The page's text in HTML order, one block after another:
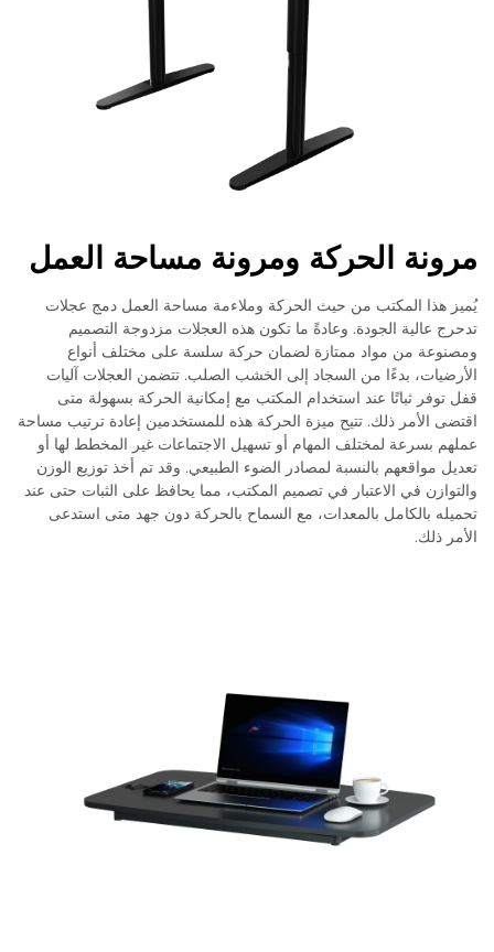
مرونة الحركة ومرونة مساحة العمل
يُميز هذا المكتب من حيث الحركة وملاءمة مساحة العمل دمج عجلات
تدحرج عالية الجودة. وعادةً ما تكون هذه العجلات مزدوجة التصميم
ومصنوعة من مواد ممتازة لضمان حركة سلسة على مختلف أنواع
الأرضيات، بدءًا من السجاد إلى الخشب الصلب. تتضمن العجلات آليات
قفل توفر ثباتًا عند استخدام المكتب مع إمكانية الحركة بسهولة متى
اقتضى الأمر ذلك. تتيح ميزة الحركة هذه للمستخدمين إعادة ترتيب مساحة
عملهم بسرعة لمختلف المهام أو تسهيل الاجتماعات غير المخطط لها أو
تعديل مواقعهم بالنسبة لمصادر الضوء الطبيعي. وقد تم أخذ توزيع الوزن
والتوازن في الاعتبار في تصميم المكتب، مما يحافظ على الثبات حتى عند
تحميله بالكامل بالمعدات، مع السماح بالحركة دون جهد متى استدعى
الأمر ذلك.